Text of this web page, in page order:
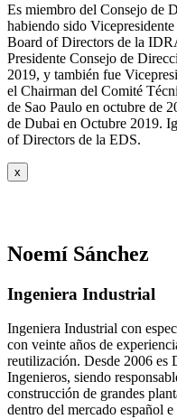
Es miembro del Consejo de
habiendo sido
Board of Directors de la
Presidente Consejo de
2019, y también fue
el Chairman del Comité
de Sao Paulo en octubre de
de Dubai en Octubre 2019.
of Directors de la EDS.
x
Noemí Sánchez
Ingeniera Industrial
Ingeniera Industrial con
con veinte años de
reutilización. Desde 2006 es
Ingenieros, siendo
construcción de grandes
dentro del mercado español